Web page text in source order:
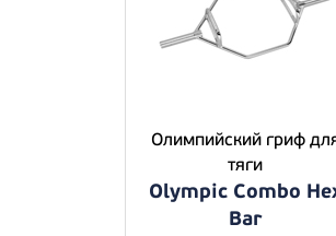
Олимпийский гриф
тяги
Olympic Combo
Bar